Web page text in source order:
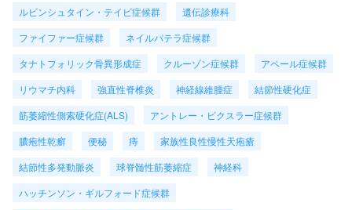
ルビンシュタイン・テイビ症候群
遺伝診療科
ファイファー症候群
ネイルパテラ症候群
タナトフォリック骨異形成症
クルーゾン症候群
アペール症候群
リウマチ内科
強直性脊椎炎 神経線維腫症
結節性硬化症
筋萎縮性側索硬化症(ALS)
アントレー・ビクスラー症候群
膿疱性乾癬
便秘 痔
家族性良性慢性天疱瘡
結節性多発動脈炎
球脊髄性筋萎縮症
神経科
ハッチンソン・ギルフォード症候群